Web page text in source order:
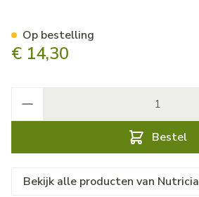
€ 14,30
Bestel
Op bestelling
Bekijk alle producten van Nutricia